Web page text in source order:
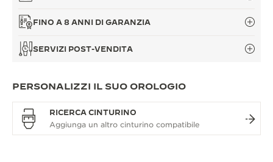
FINO A 8 ANNI DI GARANZIA
SERVIZI POST-VENDITA
PERSONALIZZI IL SUO OROLOGIO
RICERCA CINTURINO